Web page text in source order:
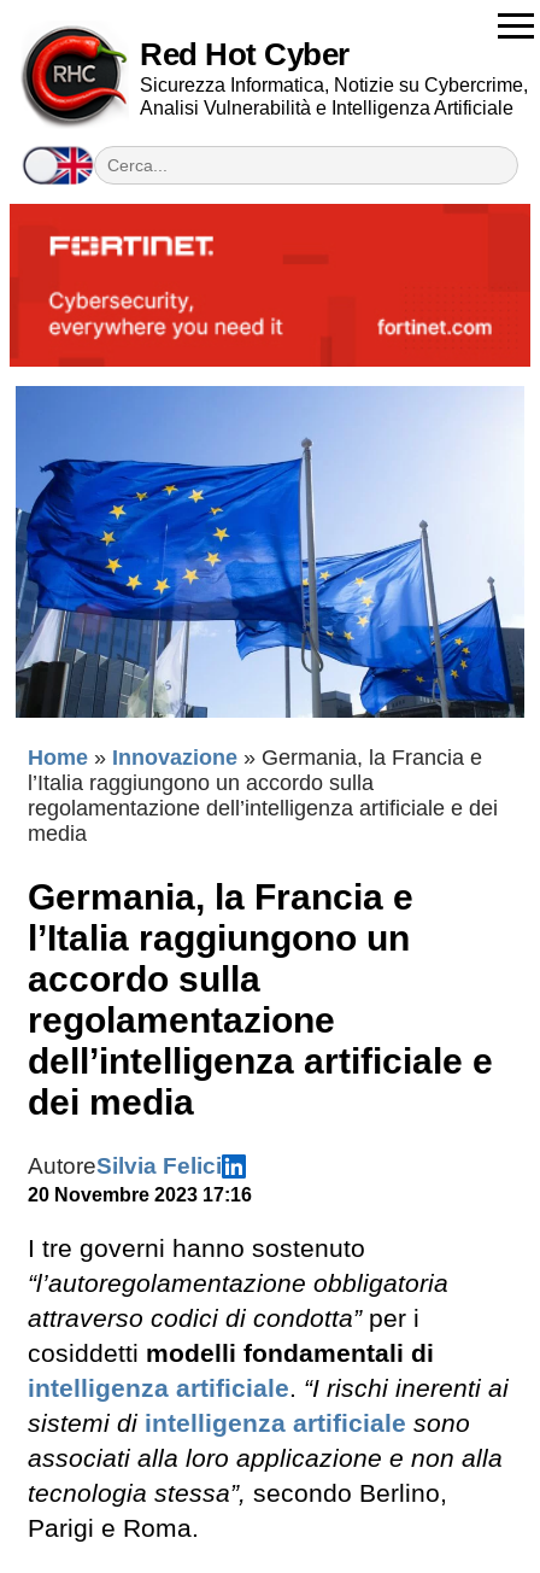
Red Hot Cyber
Sicurezza Informatica, Notizie su Cybercrime,
Analisi Vulnerabilità e Intelligenza Artificiale
Home » Innovazione » Germania, la Francia e
l’Italia raggiungono un accordo sulla
regolamentazione dell’intelligenza artificiale e dei
media
Germania, la Francia e
l’Italia raggiungono un
accordo sulla
regolamentazione
dell’intelligenza artificiale e
dei media
AutoreSilvia Felici
20 Novembre 2023 17:16
I tre governi hanno sostenuto
“l’autoregolamentazione obbligatoria
attraverso codici di condotta” per i
cosiddetti modelli fondamentali di
intelligenza artificiale. “I rischi inerenti ai
sistemi di intelligenza artificiale sono
associati alla loro applicazione e non alla
tecnologia stessa”, secondo Berlino,
Parigi e Roma.